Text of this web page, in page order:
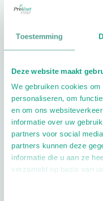
Toestemming
Deze website maakt
We gebruiken cookies
personaliseren, om
en om ons
informatie over uw
partners voor social
partners kunnen deze
informatie die u aan ze
verzameld op basis van
0575-529528
DagTijd